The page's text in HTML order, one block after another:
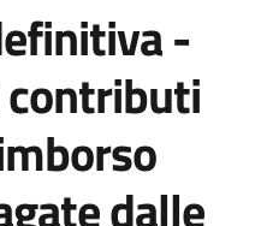
-
contributi
dalle